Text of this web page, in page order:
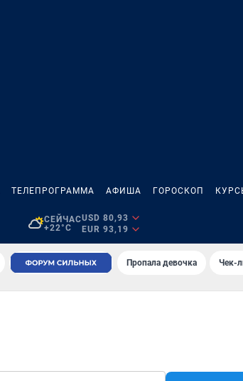
ТЕЛЕПРОГРАММА АФИША ГОРОСКОП
СЕЙЧАС
+22°C
USD 80,93
EUR 93,19
Пропала девочка Чек-